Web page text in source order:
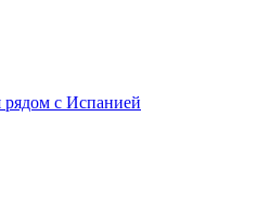
рядом с Испанией